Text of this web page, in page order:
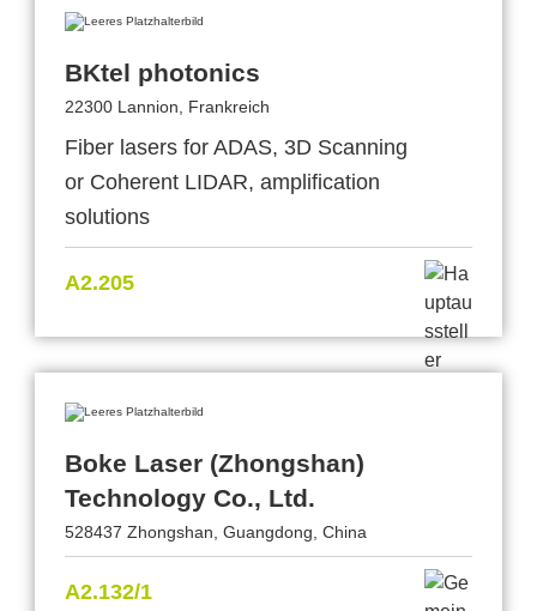
BKtel photonics
22300 Lannion, Frankreich
Fiber lasers for ADAS, 3D Scanning
or Coherent LIDAR, amplification
solutions
A2.205
Boke Laser (Zhongshan)
Technology Co., Ltd.
528437 Zhongshan, Guangdong, China
A2.132/1